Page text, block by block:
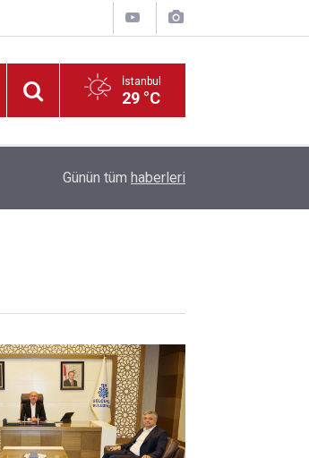
İstanbul
29 °C
Müdür Yiğit’ten, Tadilatı Devam Eden Okullara
Günün tüm haberleri